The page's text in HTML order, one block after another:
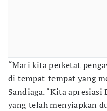
“Mari kita perketat
di tempat-tempat yang
Sandiaga. “Kita apresiasi
yang telah menyiapkan